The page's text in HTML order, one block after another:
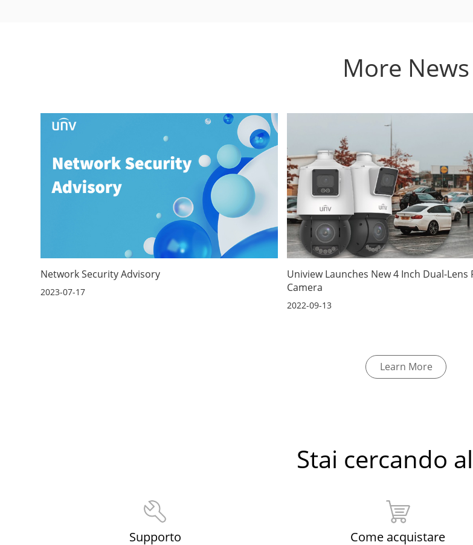
More News
Network Security Advisory
2023-07-17
Uniview Launches New 4 Inch Dual-Lens
Camera
2022-09-13
Learn More
Stai cercando
Supporto Come acquistare